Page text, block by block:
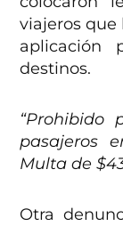
viajeros
aplicación
destinos.
“Prohibido
pasajeros
Multa de
Otra